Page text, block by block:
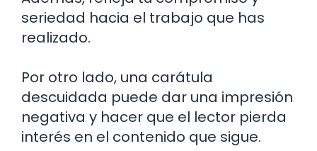
seriedad hacia el trabajo que has
realizado.
Por otro lado, una carátula
descuidada puede dar una impresión
negativa y hacer que el lector pierda
interés en el contenido que sigue.